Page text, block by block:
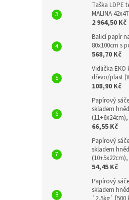
Taška LDPE
MALINA
2 964,50 Kč
Balicí papír
80x100cm s
568,70 Kč
Vidlička
dřevo/plast
108,90 Kč
Papírový
skladem
66,55 Kč
Papírový
skladem
54,45 Kč
Papírový
skladem